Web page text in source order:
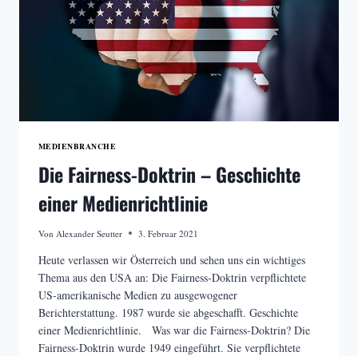
MEDIENBRANCHE
Die Fairness-Doktrin – Geschichte
einer Medienrichtlinie
Von Alexander Seutter 3. Februar 2021
Heute verlassen wir Österreich und sehen uns ein wichtiges
Thema aus den USA an: Die Fairness-Doktrin verpflichtete
US-amerikanische Medien zu ausgewogener
Berichterstattung. 1987 wurde sie abgeschafft. Geschichte
einer Medienrichtlinie. Was war die Fairness-Doktrin? Die
Fairness-Doktrin wurde 1949 eingeführt. Sie verpflichtete